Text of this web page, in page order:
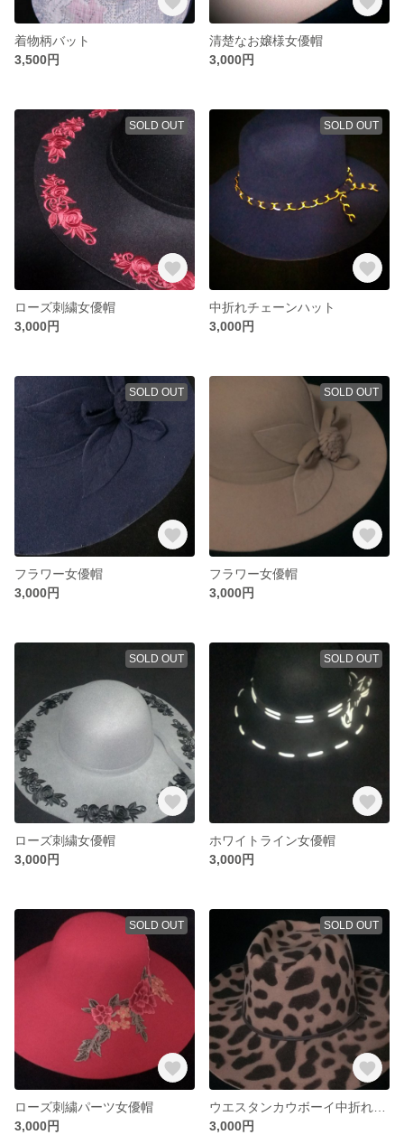
着物柄バット
3,500円
清楚なお嬢様女優帽
3,000円
SOLD OUT
ローズ刺繍女優帽
3,000円
SOLD OUT
中折れチェーンハット
3,000円
SOLD OUT
フラワー女優帽
3,000円
SOLD OUT
フラワー女優帽
3,000円
SOLD OUT
ローズ刺繍女優帽
3,000円
SOLD OUT
ホワイトライン女優帽
3,000円
SOLD OUT
ローズ刺繍パーツ女優帽
3,000円
SOLD OUT
3,000円